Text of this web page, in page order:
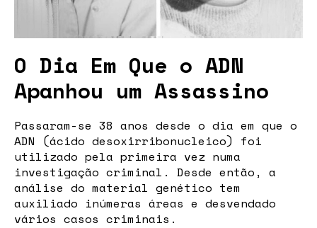
O Dia Em Que o ADN
Apanhou um Assassino
Passaram-se 38 anos desde o dia em que o
ADN (ácido desoxirribonucleico) foi
utilizado pela primeira vez numa
investigação criminal. Desde então, a
análise do material genético tem
auxiliado inúmeras áreas e desvendado
vários casos criminais.